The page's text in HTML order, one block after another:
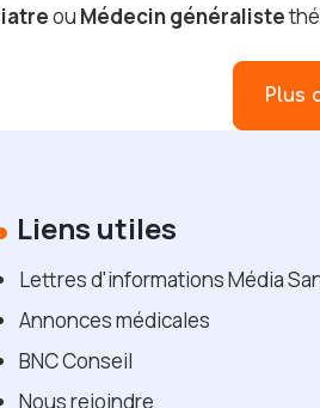
ou Médecin généraliste
Plus
Liens utiles
Lettres d'informations Média
Annonces médicales
BNC Conseil
Nous rejoindre